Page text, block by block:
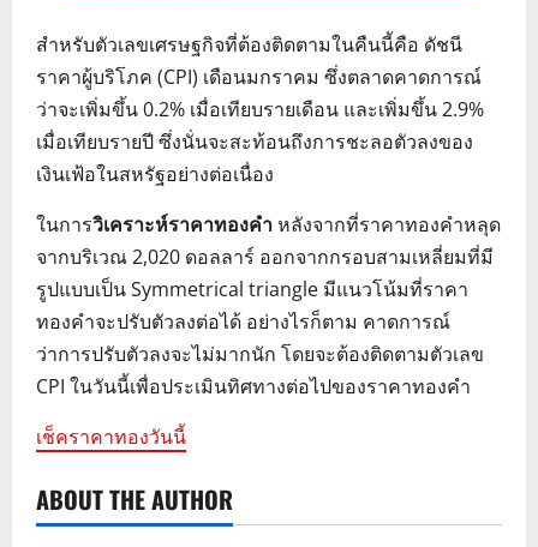
สำหรับตัวเลขเศรษฐกิจที่ต้องติดตามในคืนนี้คือ ดัชนี
ราคาผู้บริโภค (CPI) เดือนมกราคม ซึ่งตลาดคาดการณ์
ว่าจะเพิ่มขึ้น 0.2% เมื่อเทียบรายเดือน และเพิ่มขึ้น 2.9%
เมื่อเทียบรายปี ซึ่งนั่นจะสะท้อนถึงการชะลอตัวลงของ
เงินเฟ้อในสหรัฐอย่างต่อเนื่อง
ในการวิเคราะห์ราคาทองคำหลังจากที่ราคาทองคำหลุด
จากบริเวณ 2,020 ดอลลาร์ ออกจากกรอบสามเหลี่ยมที่มี
รูปแบบเป็น Symmetrical triangle มีแนวโน้มที่ราคา
ทองคำจะปรับตัวลงต่อได้ อย่างไรก็ตาม คาดการณ์
ว่าการปรับตัวลงจะไม่มากนัก โดยจะต้องติดตามตัวเลข
CPI ในวันนี้เพื่อประเมินทิศทางต่อไปของราคาทองคำ
เช็คราคาทองวันนี้
ABOUT THE AUTHOR